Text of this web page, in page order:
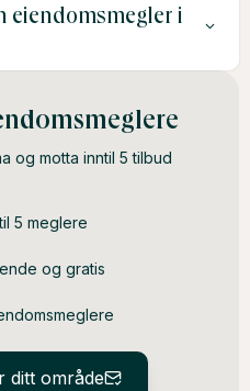
konsultasjon kan også
både
tjenester. Dette kan gi
eiendomsmegler i
tilby en omfattende
effektiv
oppfølging gjennom
og motta inntil 5 tilbud
5 meglere
og gratis
ditt område